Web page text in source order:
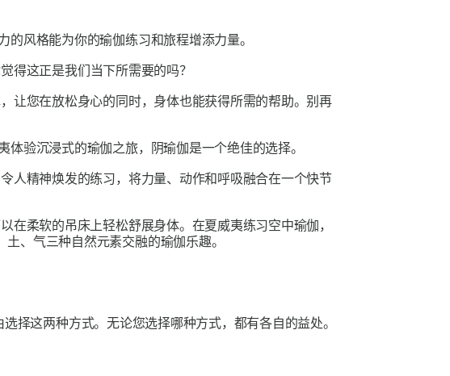
风格能为你的瑜伽练习和旅程增添力量。
得这正是我们当下所需要的吗？
让您在放松身心的同时，身体也能获得所需的帮助。别再
验沉浸式的瑜伽之旅，阴瑜伽是一个绝佳的选择。
人精神焕发的练习，将力量、动作和呼吸融合在一个快节
在柔软的吊床上轻松舒展身体。在夏威夷练习空中瑜伽，
、气三种自然元素交融的瑜伽乐趣。
择这两种方式。无论您选择哪种方式，都有各自的益处。